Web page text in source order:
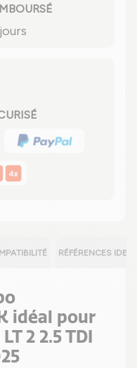
RÉFÉRENCES
idéal pour
2 2.5 TDI